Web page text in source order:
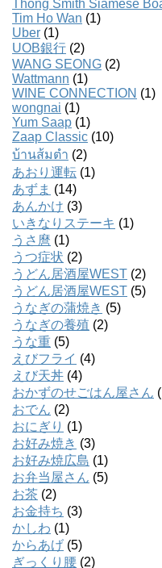
Thong Smith Siamese
Tim Ho Wan (1)
Uber (1)
UOB銀行 (2)
WANG SEONG (2)
Wattmann (1)
WINE CONNECTION (1)
wongnai (1)
Yum Saap (1)
Zaap Classic (10)
บ้านส้มตํา (2)
あおり運転 (1)
あずま (14)
あんかけ (3)
いきなりステーキ (1)
うさ麿 (1)
うつ症状 (2)
うどん居酒屋WEST (2)
うどん居酒屋WEST (5)
うなぎの蒲焼き (5)
うなぎの養殖 (2)
うな重 (5)
えびフライ (4)
えび天丼 (4)
おかずのせごはん屋さん
おでん (2)
おにぎり (1)
お好み焼き (3)
お好み焼広島 (1)
お弁当屋さん (5)
お茶 (2)
お金持ち (3)
かしわ (1)
からあげ (5)
ぎっくり腰 (2)